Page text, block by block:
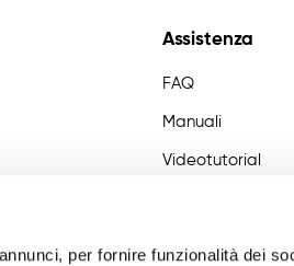
per fornire funzionalità dei
Assistenza
FAQ
Manuali
Videotutorial